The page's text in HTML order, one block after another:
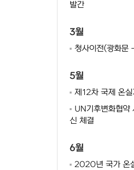
발간
3월
청사이전(광화문
5월
제12차 국제 온실
UN기후변화협약
신 체결
6월
2020년 국가 온